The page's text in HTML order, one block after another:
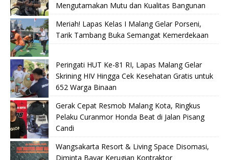
Mengutamakan Mutu dan Kualitas Bangunan
Meriah! Lapas Kelas I Malang Gelar Porseni,
Tarik Tambang Buka Semangat Kemerdekaan
Peringati HUT Ke-81 RI, Lapas Malang Gelar
Skrining HIV Hingga Cek Kesehatan Gratis untuk
652 Warga Binaan
Gerak Cepat Resmob Malang Kota, Ringkus
Pelaku Curanmor Honda Beat di Jalan Pisang
Candi
Wangsakarta Resort & Living Space Disomasi,
Diminta Bayar Kerugian Kontraktor